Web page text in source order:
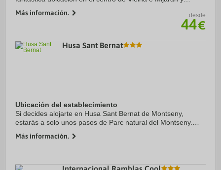
esquí de Baqueira Beret y Museo del ...
Más información. desde
44€
Husa Sant Bernat
Ubicación del establecimiento
Si decides alojarte en Husa Sant Bernat de Montseny,
estarás a solo unos pasos de Parc natural del Montseny.
comercial La Roca Village y a 14,5 km de ...
Más información.